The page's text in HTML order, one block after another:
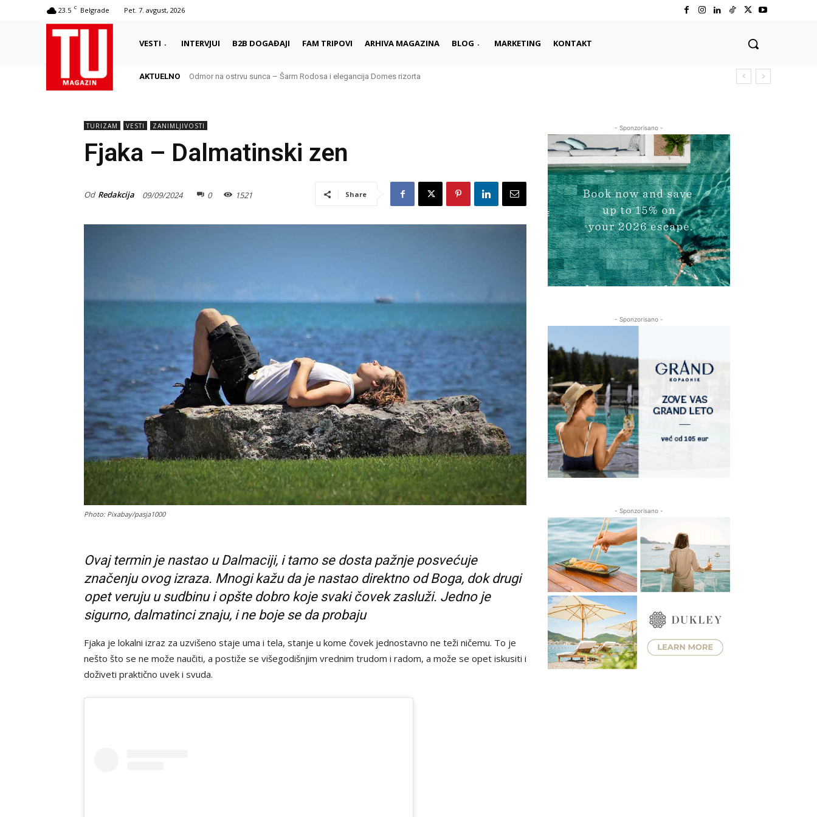
23.5 C Belgrade Pet. 7. avgust, 2026
VESTI INTERVJUI B2B DOGAĐAJI FAM TRIPOVI ARHIVA MAGAZINA BLOG MARKETING KONTAKT
AKTUELNO Autentični biser Italije daleko od gužvi i turista
Odmor na ostrvu sunca – Šarm Rodosa i elegancija Domes rizorta
TURIZAM VESTI ZANIMLJIVOSTI
Fjaka – Dalmatinski zen
Od Redakcija 09/09/2024 0 1521 Share
Photo: Pixabay/pasja1000
Ovaj termin je nastao u Dalmaciji, i tamo se dosta pažnje posvećuje
značenju ovog izraza. Mnogi kažu da je nastao direktno od Boga, dok drugi
opet veruju u sudbinu i opšte dobro koje svaki čovek zasluži. Jedno je
sigurno, dalmatinci znaju, i ne boje se da probaju
Fjaka je lokalni izraz za uzvišeno staje uma i tela, stanje u kome čovek jednostavno ne teži ničemu. To je
nešto što se ne može naučiti, a postiže se višegodišnjim vrednim trudom i radom, a može se opet iskusiti i
doživeti praktično uvek i svuda.
- Sponzorisano -
- Sponzorisano -
- Sponzorisano -